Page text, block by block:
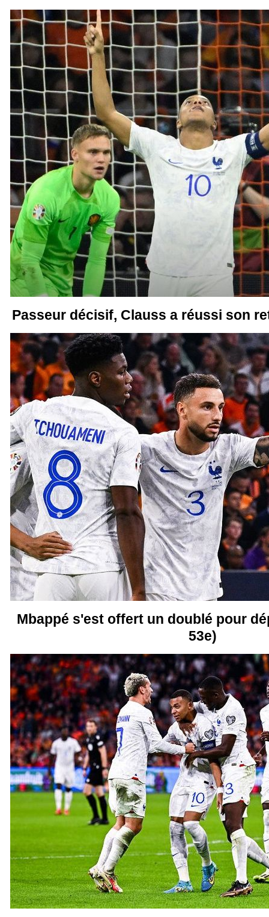
Passeur décisif, Clauss a réussi son
Mbappé s'est offert un doublé pour
53e)